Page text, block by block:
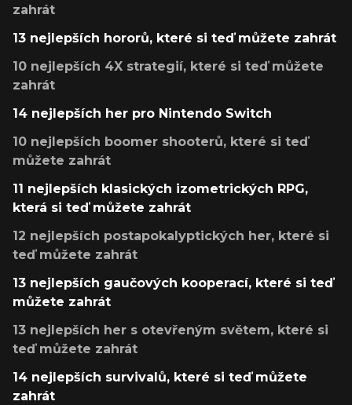
zahrát
13 nejlepších hororů, které si teď můžete zahrát
10 nejlepších 4X strategií, které si teď můžete
zahrát
14 nejlepších her pro Nintendo Switch
10 nejlepších boomer shooterů, které si teď
můžete zahrát
11 nejlepších klasických izometrických RPG,
která si teď můžete zahrát
12 nejlepších postapokalyptických her, které si
teď můžete zahrát
13 nejlepších gaučových kooperací, které si teď
můžete zahrát
13 nejlepších her s otevřeným světem, které si
teď můžete zahrát
14 nejlepších survivalů, které si teď můžete
zahrát